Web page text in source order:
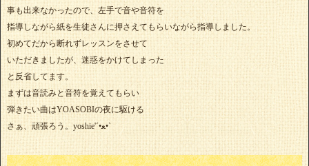
事も出来なかったので、左手で音や音符を
指導しながら紙を生徒さんに押さえてもらいながら指導しました。
初めてだから断れずレッスンをさせて
いただきましたが、迷惑をかけてしまった
と反省してます。
まずは音読みと音符を覚えてもらい
弾きたい曲はYOASOBIの夜に駆ける
さぁ、頑張ろう。yoshie'‎´•ﻌ•`